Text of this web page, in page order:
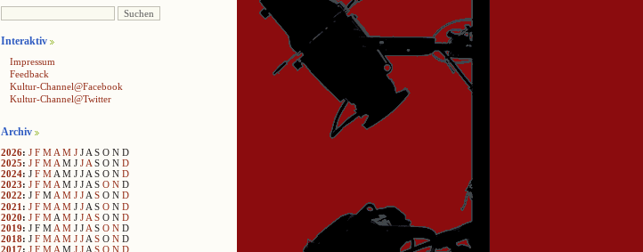
Interaktiv
Impressum
Feedback
Kultur-Channel@Facebook
Kultur-Channel@Twitter
Archiv
2026: J F M A M J J A S O N D
2025: J F M A M J J A S O N D
2024: J F M A M J J A S O N D
2023: J F M A M J J A S O N D
2022: J F MA M J JA S O N D
2021 : J F M A M J J A S O N D
2020: J F M A M J J A S O N D
2019: J F M A M J J A S O N D
2018: J F M A M J J A S O N D
2017: J F M A M J J A S O N D